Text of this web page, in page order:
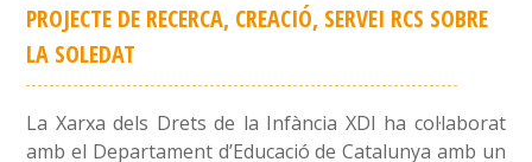
PROJECTE DE RECERCA, CREACIÓ, SERVEI RCS SOBRE
LA SOLEDAT
La Xarxa dels Drets de la Infància XDI ha col·laborat
amb el Departament d’Educació de Catalunya amb un